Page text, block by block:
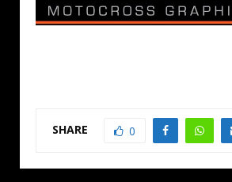
SHARE 0